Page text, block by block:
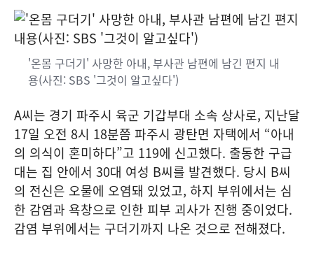
'온몸 구더기' 사망한 아내, 부사관 남편에 남긴 편지 내
용(사진: SBS '그것이 알고싶다')
A씨는 경기 파주시 육군 기갑부대 소속 상사로, 지난달
17일 오전 8시 18분쯤 파주시 광탄면 자택에서 “아내
의 의식이 혼미하다”고 119에 신고했다. 출동한 구급
대는 집 안에서 30대 여성 B씨를 발견했다. 당시 B씨
의 전신은 오물에 오염돼 있었고, 하지 부위에서는 심
한 감염과 욕창으로 인한 피부 괴사가 진행 중이었다.
감염 부위에서는 구더기까지 나온 것으로 전해졌다.